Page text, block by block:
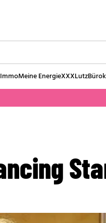
Meine EnergieXXXLutz